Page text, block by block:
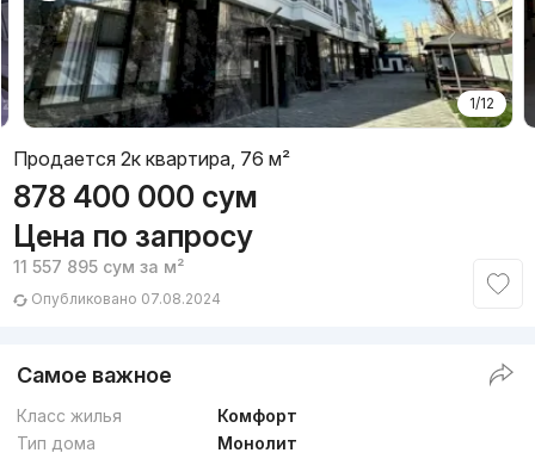
1/12
Продается 2к квартира, 76 м²
878 400 000 сум
Цена по запросу
11 557 895 сум за м²
Опубликовано 07.08.2024
Самое важное
Класс жилья
Комфорт
Тип дома
Монолит